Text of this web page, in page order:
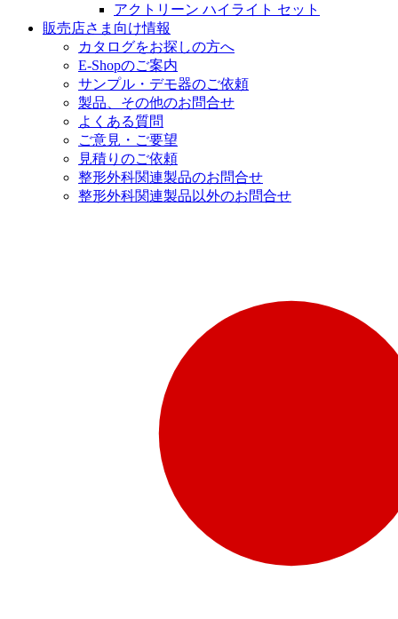
販売代理店さま向け情報​
お問合せ先、価格情報、E-Shopのご案内など販売店さ
「水頭症」とはどのような疾患なのでしょう。成人に
お問合せフォームより、ご質問をお送りください。
アクトリーン ハイライト セット
販売店さま向け情報
カタログをお探しの方へ
E-Shopのご案内
サンプル・デモ器のご依頼
製品、その他のお問合せ
よくある質問
ご意見・ご要望
見積りのご依頼
整形外科関連製品のお問合せ
整形外科関連製品以外のお問合せ